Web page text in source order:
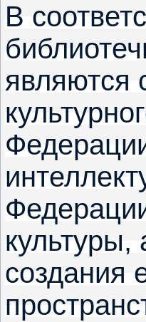
В
являются
создания